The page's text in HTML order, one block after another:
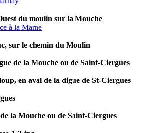
du moulin sur la Mouche
à la Marne
sur le chemin du Moulin
de la Mouche ou de Saint-Ciergues
en aval de la digue de St-Ciergues
la Mouche ou de Saint-Ciergues